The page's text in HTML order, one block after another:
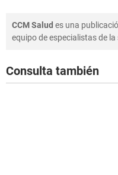
CCM Salud es una
equipo de especialistas de la
Consulta también